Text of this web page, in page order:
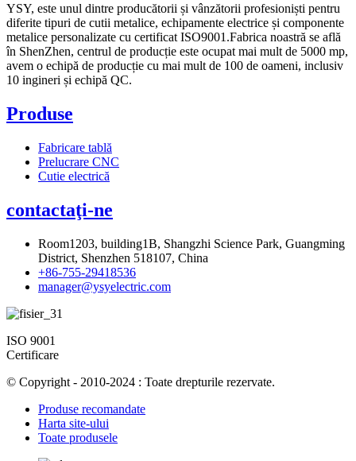
YSY, este unul dintre producătorii și vânzătorii profesioniști pentru
diferite tipuri de cutii metalice, echipamente electrice și componente
metalice personalizate cu certificat ISO9001.Fabrica noastră se află
în ShenZhen, centrul de producție este ocupat mai mult de 5000 mp,
avem o echipă de producție cu mai mult de 100 de oameni, inclusiv
10 ingineri și echipă QC.
Produse
Fabricare tablă
Prelucrare CNC
Cutie electrică
contactaţi-ne
Room1203, building1B, Shangzhi Science Park, Guangming
District, Shenzhen 518107, China
+86-755-29418536
manager@ysyelectric.com
ISO 9001
Certificare
© Copyright - 2010-2024 : Toate drepturile rezervate.
Produse recomandate
Harta site-ului
Toate produsele